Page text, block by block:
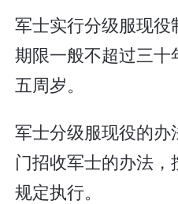
军士实行分级服现
期限一般不超过三
五周岁。
军士分级服现役的
门招收军士的办法
规定执行。